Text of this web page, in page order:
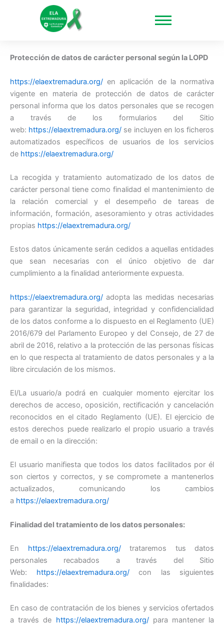
Protección de datos de carácter personal según la LOPD
https://elaextremadura.org/ en aplicación de la normativa
vigente en materia de protección de datos de carácter
personal informa que los datos personales que se recogen
a través de los formularios del Sitio
web: https://elaextremadura.org/ se incluyen en los ficheros
automatizados específicos de usuarios de los servicios
de https://elaextremadura.org/
La recogida y tratamiento automatizado de los datos de
carácter personal tiene como finalidad el mantenimiento de
la relación comercial y el desempeño de tareas de
información, formación, asesoramiento y otras actividades
propias https://elaextremadura.org/
Estos datos únicamente serán cedidos a aquellas entidades
que sean necesarias con el único objetivo de dar
cumplimiento a la finalidad anteriormente expuesta.
https://elaextremadura.org/ adopta las medidas necesarias
para garantizar la seguridad, integridad y confidencialidad
de los datos conforme a lo dispuesto en el Reglamento (UE)
2016/679 del Parlamento Europeo y del Consejo, de 27 de
abril de 2016, relativo a la protección de las personas físicas
en lo que respecta al tratamiento de datos personales y a la
libre circulación de los mismos.
El/La usuario/a podrá en cualquier momento ejercitar los
derechos de acceso, oposición, rectificación y cancelación
reconocidos en el citado Reglamento (UE). El ejercicio de
estos derechos puede realizarlo el propio usuario a través
de email o en la dirección:
El usuario manifiesta que todos los datos facilitados por él
son ciertos y correctos, y se compromete a mantenerlos
actualizados, comunicando los cambios
a https://elaextremadura.org/
Finalidad del tratamiento de los datos personales:
En https://elaextremadura.org/trataremos tus datos
personales recabados a través del Sitio
Web: https://elaextremadura.org/con las siguientes
finalidades:
En caso de contratación de los bienes y servicios ofertados
a través de https://elaextremadura.org/para mantener la